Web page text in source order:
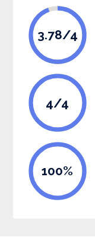
3.78/4
4/4
100%